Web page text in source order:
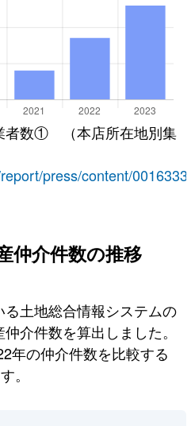
者数① （本店所在地別集
press/content/
仲介件数の推移
土地総合情報システムの
介件数を算出しました。
年の仲介件数を比較する
。